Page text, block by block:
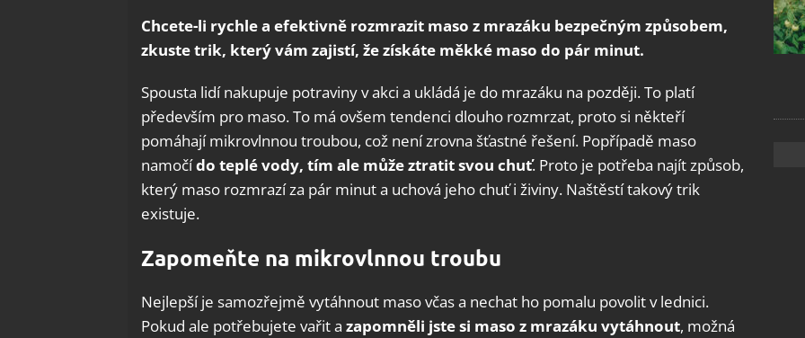
Chcete-li rychle a efektivně rozmrazit maso z mrazáku bezpečným způsobem,
zkuste trik, který vám zajistí, že získáte měkké maso do pár minut.
Spousta lidí nakupuje potraviny v akci a ukládá je do mrazáku na později. To platí
především pro maso. To má ovšem tendenci dlouho rozmrzat, proto si někteří
pomáhají mikrovlnnou troubou, což není zrovna šťastné řešení. Popřípadě maso
namočído teplé vody, tím ale může ztratit svou chuť. Proto je potřeba najít způsob,
který maso rozmrazí za pár minut a uchová jeho chuť i živiny. Naštěstí takový trik
existuje.
Zapomeňte na mikrovlnnou troubu
Nejlepší je samozřejmě vytáhnout maso včas a nechat ho pomalu povolit v lednici.
Pokud ale potřebujete vařit a zapomněli jste si maso z mrazáku vytáhnout, možná